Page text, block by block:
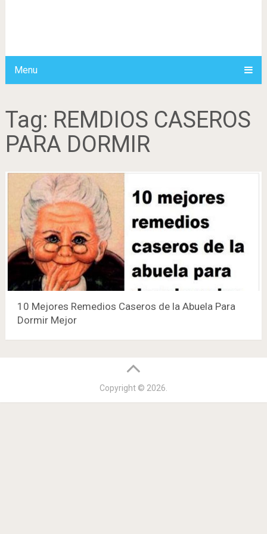
Menu
Tag: REMDIOS CASEROS
PARA DORMIR
10 Mejores Remedios Caseros de la Abuela Para
Dormir Mejor
Copyright © 2026.